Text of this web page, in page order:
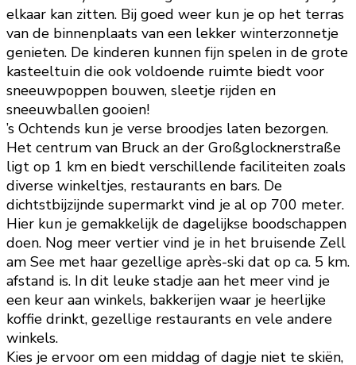
elkaar kan zitten. Bij goed weer kun je op het terras
van de binnenplaats van een lekker winterzonnetje
genieten. De kinderen kunnen fijn spelen in de grote
kasteeltuin die ook voldoende ruimte biedt voor
sneeuwpoppen bouwen, sleetje rijden en
sneeuwballen gooien!
’s Ochtends kun je verse broodjes laten bezorgen.
Het centrum van Bruck an der Großglocknerstraße
ligt op 1 km en biedt verschillende faciliteiten zoals
diverse winkeltjes, restaurants en bars. De
dichtstbijzijnde supermarkt vind je al op 700 meter.
Hier kun je gemakkelijk de dagelijkse boodschappen
doen. Nog meer vertier vind je in het bruisende Zell
am See met haar gezellige après-ski dat op ca. 5 km.
afstand is. In dit leuke stadje aan het meer vind je
een keur aan winkels, bakkerijen waar je heerlijke
koffie drinkt, gezellige restaurants en vele andere
winkels.
Kies je ervoor om een middag of dagje niet te skiën,